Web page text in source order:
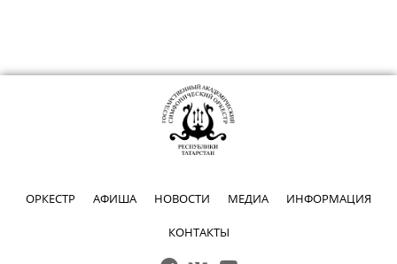
ОРКЕСТР АФИША НОВОСТИ МЕДИА ИНФОРМАЦИЯ
КОНТАКТЫ